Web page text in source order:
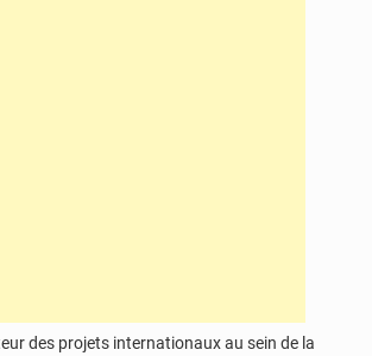
des projets internationaux au sein de la